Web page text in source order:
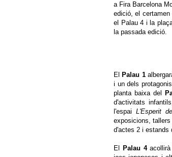
a Fira Barcelona
edició, el
el Palau 4 i la
la passada edició.
El Palau 1
i un dels
planta baixa del
d'activitats
l'espai L'Esperit
exposicions,
d'actes 2 i estands
El Palau 4acollirà